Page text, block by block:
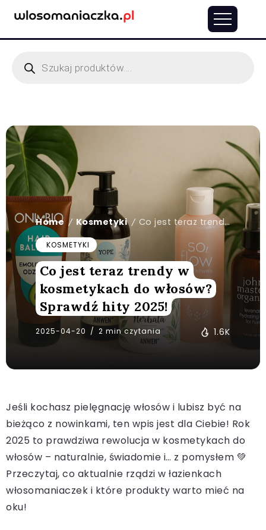
Home / Kosmetyki / Co jest teraz trendy w kosmetykach do włosów? Sprawdź hity 2025!
KOSMETYKI
Co jest teraz trendy w
kosmetykach do włosów?
Sprawdź hity 2025!
2025-04-20 2 min czytania 1.6K
Jeśli kochasz pielęgnację włosów i lubisz być na
bieżąco z nowinkami, ten wpis jest dla Ciebie! Rok
2025 to prawdziwa rewolucja w kosmetykach do
włosów – naturalnie, świadomie i… z pomysłem 💚
Przeczytaj, co aktualnie rządzi w łazienkach
włosomaniaczek i które produkty warto mieć na
oku!